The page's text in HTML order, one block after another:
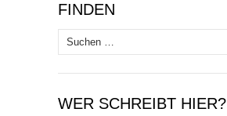
FINDEN
Suchen
nach:
WER SCHREIBT HIER?